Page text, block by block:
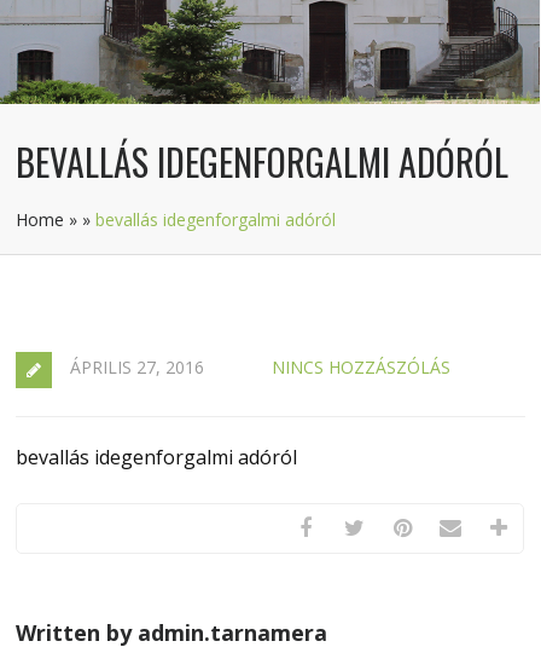
BEVALLÁS IDEGENFORGALMI ADÓRÓL
Home » »bevallás idegenforgalmi adóról
ÁPRILIS 27, 2016 NINCS HOZZÁSZÓLÁS
bevallás idegenforgalmi adóról
Written by admin.tarnamera